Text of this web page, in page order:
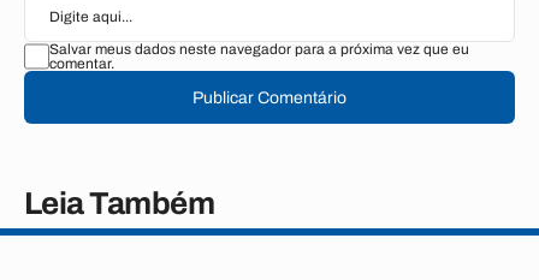
Salvar meus dados neste navegador para a próxima vez que eu
comentar.
Publicar Comentário
Leia Também